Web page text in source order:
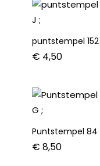
puntstempel 152
€ 4,50
Puntstempel 84
€ 8,50